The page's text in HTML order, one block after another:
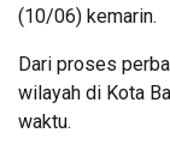
(10/06) kemarin.
Dari proses
wilayah di Kota
waktu.